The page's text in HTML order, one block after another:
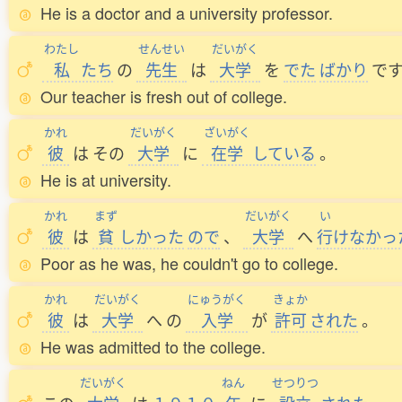
He is a doctor and a university professor.
わたし
私 たち の
せんせい
先生 は
だいがく
大学 を でた ばかり です
Our teacher is fresh out of college.
かれ
彼 は その
だいがく
大学 に
ざいがく
在学 している 。
He is at university.
かれ
彼 は
まず
貧 しかった ので 、
だいがく
大学 へ
い
行けなかっ
Poor as he was, he couldn't go to college.
かれ
彼 は
だいがく
大学 へ の
にゅうがく
入学 が
きょか
許可 された。
He was admitted to the college.
だいがく ねん せつりつ